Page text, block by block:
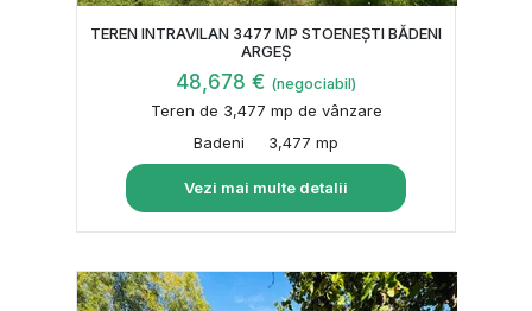
TEREN INTRAVILAN 3477 MP STOENEȘTI BĂDENI
ARGEȘ
48,678 € (negociabil)
Teren de 3,477 mp de vânzare
Badeni
3,477 mp
Vezi mai multe detalii